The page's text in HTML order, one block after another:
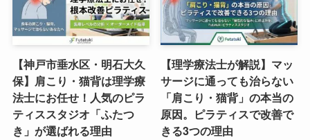
【神戸市垂水区・明石大久
保】肩こり・猫背は理学療
法士にお任せ！人気のピラ
ティススタジオ「ふたつ
き」が選ばれる理由
【理学療法士が解説】マッ
サージに通っても治らない
「肩こり・猫背」の本当の
原因。ピラティスで改善で
きる3つの理由